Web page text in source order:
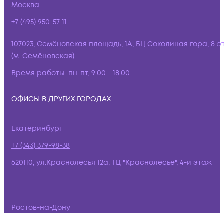
Москва
+7 (495) 950-57-11
107023, Семёновская площадь, 1А, БЦ Соколиная гора, 8
(м. Семёновская)
Время работы: пн-пт, 9:00 - 18:00
ОФИСЫ В ДРУГИХ ГОРОДАХ
Екатеринбург
+7 (343) 379-98-38
620110, ул.Краснолесья 12а, ТЦ "Краснолесье", 4-й этаж
Ростов-на-Дону